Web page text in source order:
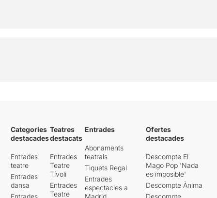
Categories
destacades
Entrades
teatre
Entrades
dansa
Entrades
Teatres
destacats
Entrades
Teatre
Tívoli
Entrades
Teatre
Entrades
Abonaments
teatrals
Tiquets Regal
Entrades
espectacles a
Madrid
Ofertes
destacades
Descompte El
Mago Pop 'Nada
es imposible'
Descompte Ànima
Descompte